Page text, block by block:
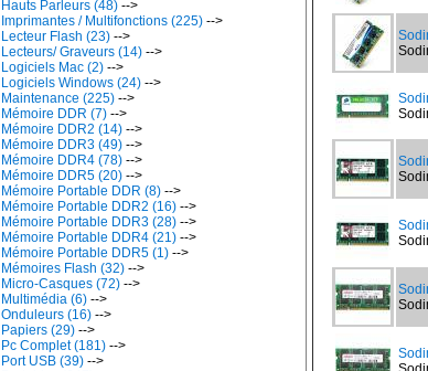
Hauts Parleurs (48) -->
Imprimantes / Multifonctions (225) -->
Lecteur Flash (23) -->
Lecteurs/ Graveurs (14) -->
Logiciels Mac (2) -->
Logiciels Windows (24) -->
Maintenance (225) -->
Mémoire DDR (7) -->
Mémoire DDR2 (14) -->
Mémoire DDR3 (49) -->
Mémoire DDR4 (78) -->
Mémoire DDR5 (20) -->
Mémoire Portable DDR (8) -->
Mémoire Portable DDR2 (16) -->
Mémoire Portable DDR3 (28) -->
Mémoire Portable DDR4 (21) -->
Mémoire Portable DDR5 (1) -->
Mémoires Flash (32) -->
Micro-Casques (72) -->
Multimédia (6) -->
Onduleurs (16) -->
Papiers (29) -->
Pc Complet (181) -->
Port USB (39) -->